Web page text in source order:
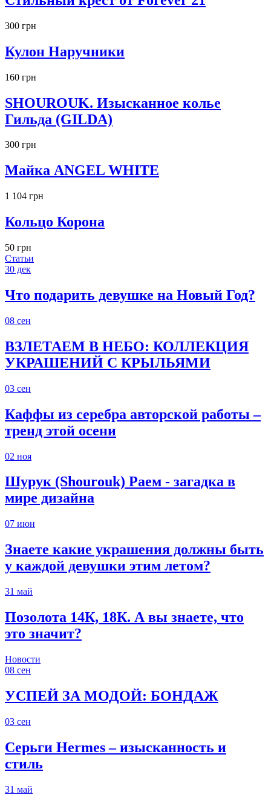
300 грн
Кулон Наручники
160 грн
SHOUROUK. Изысканное колье
Гильда (GILDA)
300 грн
Майка ANGEL WHITE
1 104 грн
Кольцо Корона
50 грн
Статьи
30 дек
Что подарить девушке на Новый Год?
08 сен
ВЗЛЕТАЕМ В НЕБО: КОЛЛЕКЦИЯ
УКРАШЕНИЙ С КРЫЛЬЯМИ
03 сен
Каффы из серебра авторской работы –
тренд этой осени
02 ноя
Шурук (Shourouk) Раем - загадка в
мире дизайна
07 июн
Знаете какие украшения должны быть
у каждой девушки этим летом?
31 май
Позолота 14К, 18К. А вы знаете, что
это значит?
Новости
08 сен
УСПЕЙ ЗА МОДОЙ: БОНДАЖ
03 сен
Серьги Hermes – изысканность и
стиль
31 май